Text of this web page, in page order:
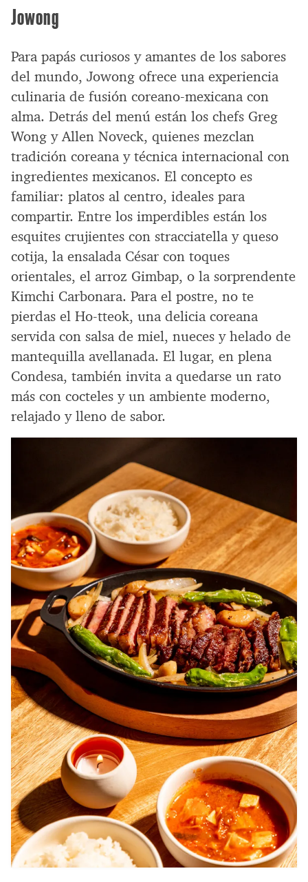
Jowong
Para papás curiosos y amantes de los sabores
del mundo, Jowong ofrece una experiencia
culinaria de fusión coreano-mexicana con
alma. Detrás del menú están los chefs Greg
Wong y Allen Noveck, quienes mezclan
tradición coreana y técnica internacional con
ingredientes mexicanos. El concepto es
familiar: platos al centro, ideales para
compartir. Entre los imperdibles están los
esquites crujientes con stracciatella y queso
cotija, la ensalada César con toques
orientales, el arroz Gimbap, o la sorprendente
Kimchi Carbonara. Para el postre, no te
pierdas el Ho-tteok, una delicia coreana
servida con salsa de miel, nueces y helado de
mantequilla avellanada. El lugar, en plena
Condesa, también invita a quedarse un rato
más con cocteles y un ambiente moderno,
relajado y lleno de sabor.